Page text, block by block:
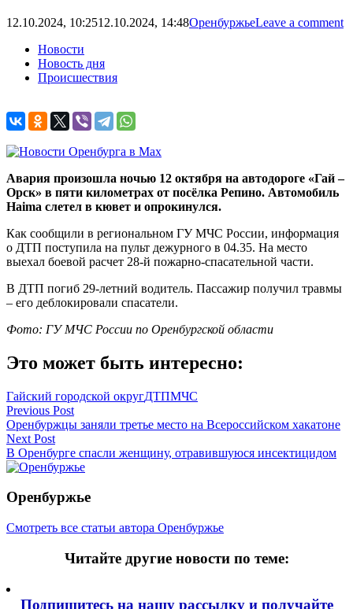
12.10.2024, 10:2512.10.2024, 14:48ОренбуржьеLeave a comment
Новости
Новость дня
Происшествия
Авария произошла ночью 12 октября на автодороге «Гай –
Орск» в пяти километрах от посёлка Репино. Автомобиль
Haima слетел в кювет и опрокинулся.
Как сообщили в региональном ГУ МЧС России, информация
о ДТП поступила на пульт дежурного в 04.35. На место
выехал боевой расчет 28-й пожарно-спасательной части.
В ДТП погиб 29-летний водитель. Пассажир получил травмы
– его деблокировали спасатели.
Фото: ГУ МЧС России по Оренбургской области
Это может быть интересно:
Гайский городской округДТПМЧС
Навигация
по
записям
Previous Post
Оренбуржцы заняли третье место на Всероссийском хакатоне
Next Post
В Оренбурге спасли женщину, отравившуюся инсектицидом
Оренбуржье
Смотреть все статьи автора Оренбуржье
Читайте другие новости по теме:
Подпишитесь на нашу рассылку и получайте